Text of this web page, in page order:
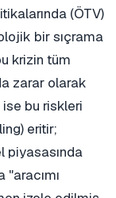
(ÖTV)
bir sıçrama
krizin tüm
zarar olarak
bu riskleri
eritir;
piyasasında